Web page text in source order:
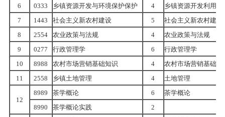
6
0333 乡镇资源开发与环境保护保护 4
乡镇资源开发利用与
7
1443 社会主义新农村建设 5
社会主义新农村建设
8
2554 农业政策与法规 4
农业政策与法规
9
0277 行政管理学 6
行政管理学
10
8988 农村市场营销基础知识 4
农村市场营销基础知
11
2558 乡镇土地管理 4 土地管理
12
8989 茶学概论 6
茶学概论
8990
茶学概论实践 2